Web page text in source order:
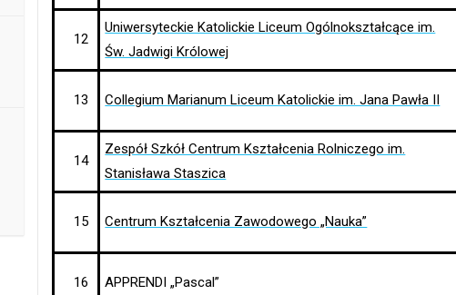
12
Uniwersyteckie Katolickie Liceum Ogólnokształcące im.
Św. Jadwigi Królowej
13 Collegium Marianum Liceum Katolickie im. Jana Pawła II
14
Zespół Szkół Centrum Kształcenia Rolniczego im.
Stanisława Staszica
15 Centrum Kształcenia Zawodowego „Nauka”
16 APPRENDI „Pascal”